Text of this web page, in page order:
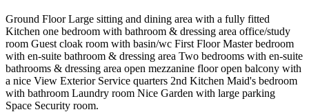
Ground Floor Large sitting and dining area with a fully fitted
Kitchen one bedroom with bathroom & dressing area office/study
room Guest cloak room with basin/wc First Floor Master bedroom
with en-suite bathroom & dressing area Two bedrooms with en-suite
bathrooms & dressing area open mezzanine floor open balcony with
a nice View Exterior Service quarters 2nd Kitchen Maid's bedroom
with bathroom Laundry room Nice Garden with large parking
Space Security room.